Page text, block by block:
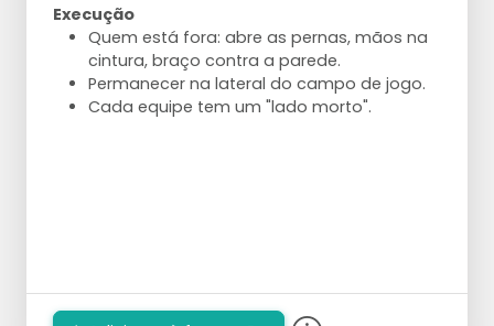
Execução
Quem está fora: abre as pernas, mãos na
cintura, braço contra a parede.
Permanecer na lateral do campo de jogo.
Cada equipe tem um "lado morto".